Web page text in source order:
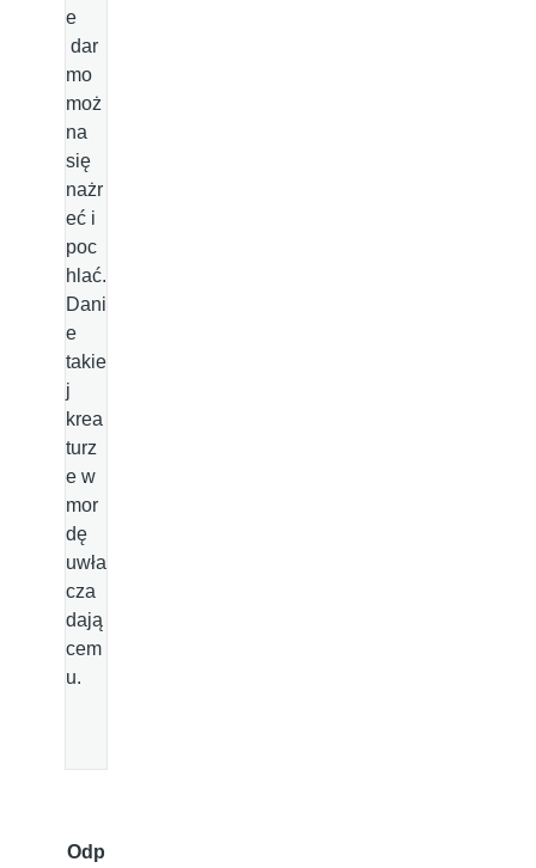
e
dar
mo
moż
na
się
nażr
eć i
poc
hlać.
Dani
e
takie
j
krea
turz
e w
mor
dę
uwła
cza
dają
cem
u.
Odp